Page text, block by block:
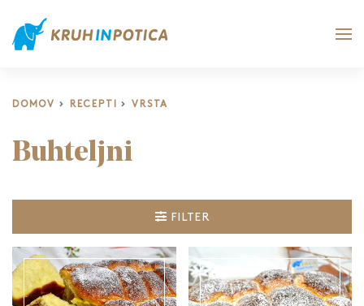
DOMOV RECEPTI VRSTA
Buhteljni
FILTER